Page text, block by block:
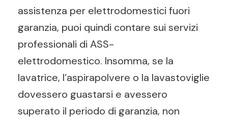
assistenza per elettrodomestici fuori
garanzia, puoi quindi contare sui servizi
professionali di ASS-
elettrodomestico. Insomma, se la
lavatrice, l’aspirapolvere o la lavastoviglie
dovessero guastarsi e avessero
superato il periodo di garanzia, non